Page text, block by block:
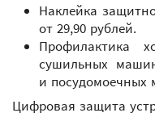
Наклейка
от 29,90 рублей.
Профилактика
сушильных
и посудомоечных
Цифровая защита